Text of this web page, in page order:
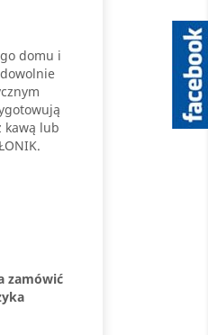
domu i
kawą lub
zamówić